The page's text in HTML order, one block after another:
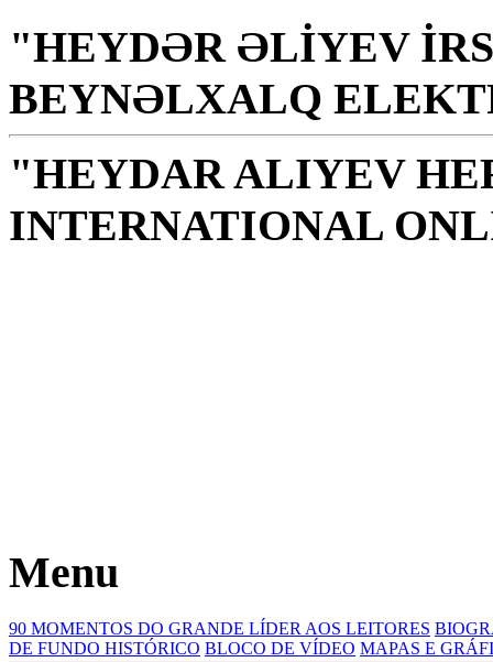
"HEYDƏR ƏLİYEV
BEYNƏLXALQ
"HEYDAR ALIYEV
INTERNATIONAL
Menu
90 MOMENTOS DO GRANDE LÍDER AOS LEITORES
DE FUNDO HISTÓRICO BLOCO DE VÍDEO MAPAS E